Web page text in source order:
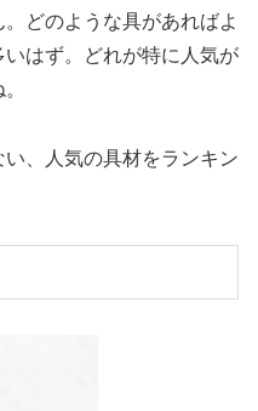
どのような具があればよ
はず。どれが特に人気が
、人気の具材をランキン